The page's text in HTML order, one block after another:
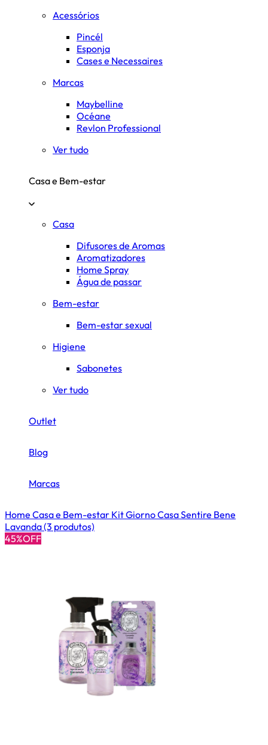
Acessórios
Pincél
Esponja
Cases e Necessaires
Marcas
Maybelline
Océane
Revlon Professional
Ver tudo
Casa e Bem-estar
Casa
Difusores de Aromas
Aromatizadores
Home Spray
Água de passar
Bem-estar
Bem-estar sexual
Higiene
Sabonetes
Ver tudo
Outlet
Blog
Marcas
Home Casa e Bem-estar Kit Giorno Casa Sentire Bene
Lavanda (3 produtos)
45%OFF